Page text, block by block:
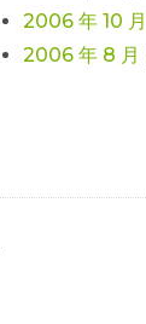
2006 年 10 月
2006 年 8 月